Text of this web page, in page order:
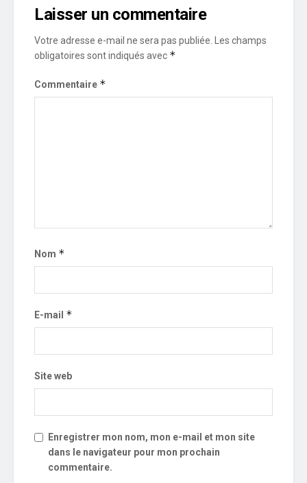
Laisser un commentaire
Votre adresse e-mail ne sera pas publiée.
Les champs
obligatoires sont indiqués avec *
Commentaire *
Nom *
E-mail *
Site web
Enregistrer mon nom, mon e-mail et mon site
dans le navigateur pour mon prochain
commentaire.